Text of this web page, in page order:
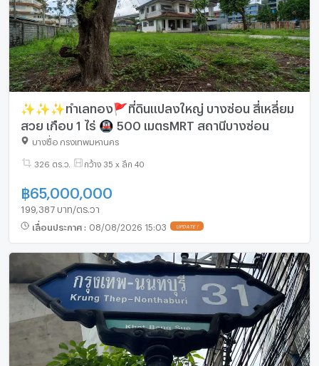
✨✨✨ทำเลทอง🚩ที่ดินแปลงใหญ่ บางซ่อน สี่เหลี่ยม
สวย เกือบ 1 ไร่ 🚇 500 เมตรMRT สถานีบางซ่อน
บางซื่อ กรุงเทพมหานคร
326 ตร.ว. กว้าง 35 x ลึก 40
฿65,000,000
199,387 บาท/ตร.วา
เลื่อนประกาศ : 08/08/2026 15:03 UPDATE !